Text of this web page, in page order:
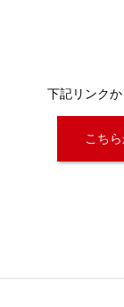
下記リンクか
こち